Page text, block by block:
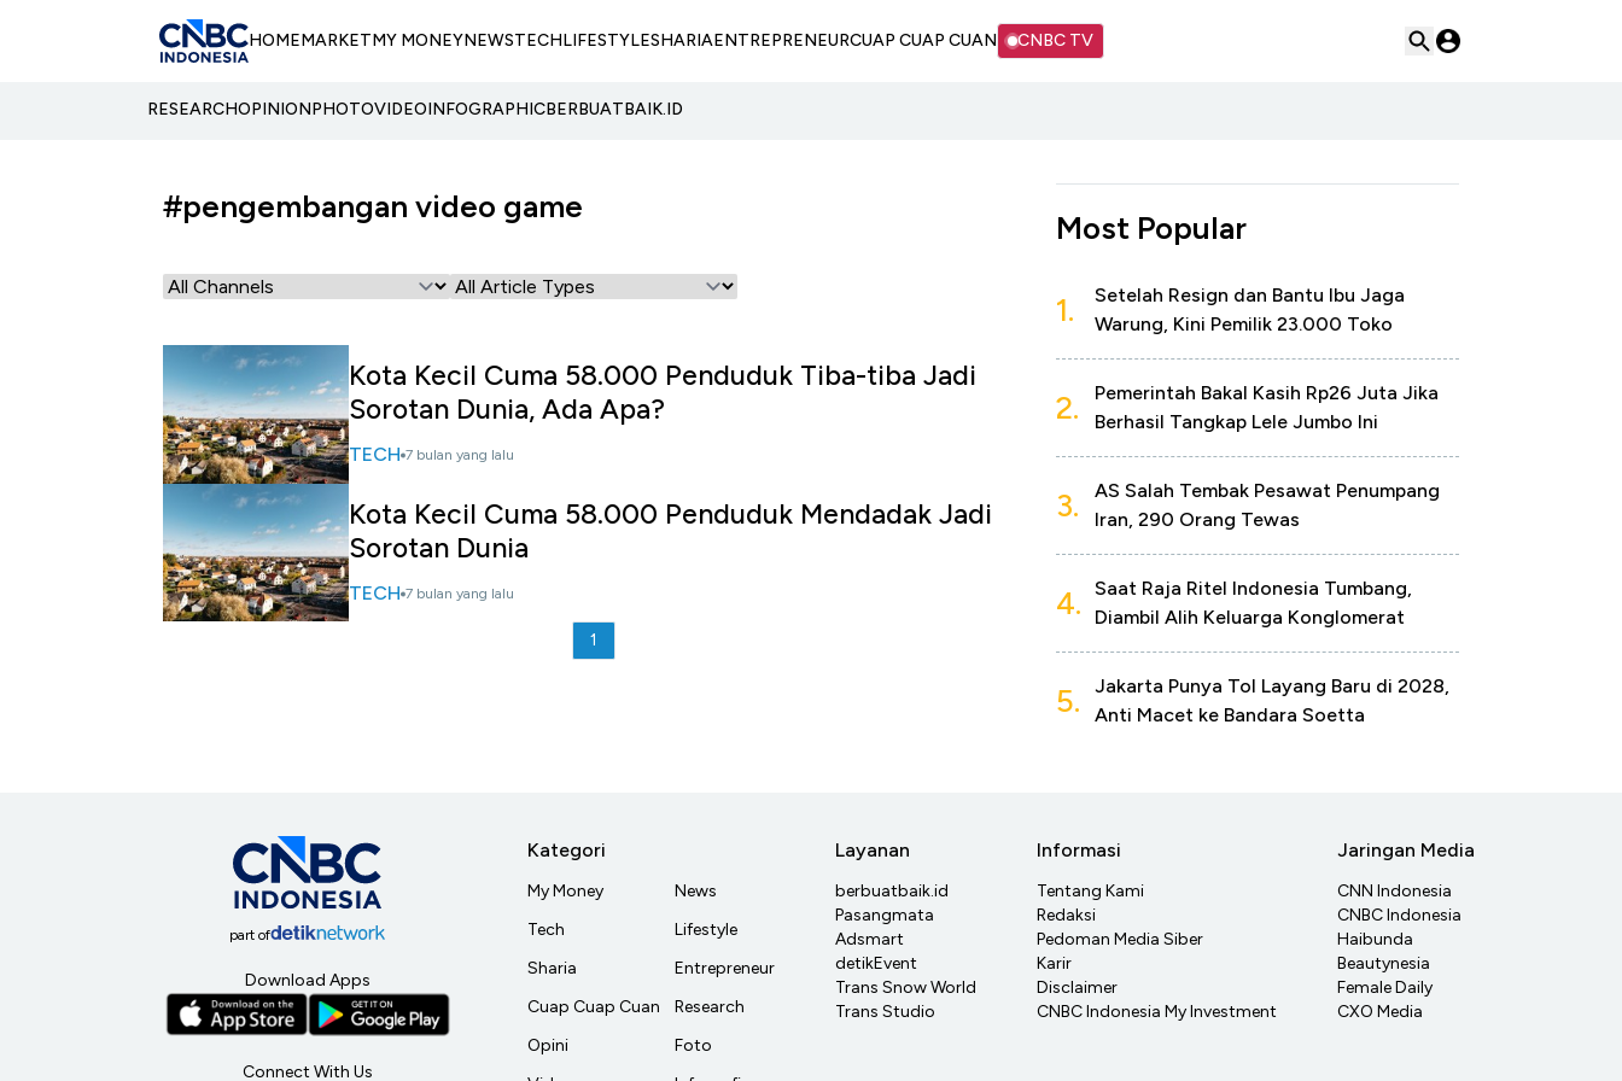
HOMEMARKETMY MONEYNEWSTECHLIFESTYLESHARIAENTREPRENEURCUAP CUAP CUAN CNBC TV
RESEARCHOPINIONPHOTOVIDEOINFOGRAPHICBERBUATBAIK.ID
#pengembangan video game
Kota Kecil Cuma 58.000 Penduduk Tiba-tiba Jadi
Sorotan Dunia, Ada Apa?
TECH 7 bulan yang lalu
Kota Kecil Cuma 58.000 Penduduk Mendadak Jadi
Sorotan Dunia
TECH 7 bulan yang lalu
1
Most Popular
1.
Setelah Resign dan Bantu Ibu Jaga
Warung, Kini Pemilik 23.000 Toko
2.
Pemerintah Bakal Kasih Rp26 Juta Jika
Berhasil Tangkap Lele Jumbo Ini
3.
AS Salah Tembak Pesawat Penumpang
Iran, 290 Orang Tewas
4.
Saat Raja Ritel Indonesia Tumbang,
Diambil Alih Keluarga Konglomerat
5.
Jakarta Punya Tol Layang Baru di 2028,
Anti Macet ke Bandara Soetta
part of
Download Apps
Connect With Us
Kategori
My Money
Tech
Sharia
Cuap Cuap Cuan
Opini
News
Lifestyle
Entrepreneur
Research
Foto
Layanan
berbuatbaik.id
Pasangmata
Adsmart
detikEvent
Trans Snow World
Trans Studio
Informasi
Tentang Kami
Redaksi
Pedoman Media Siber
Karir
Disclaimer
CNBC Indonesia My Investment
Jaringan Media
CNN Indonesia
CNBC Indonesia
Haibunda
Beautynesia
Female Daily
CXO Media